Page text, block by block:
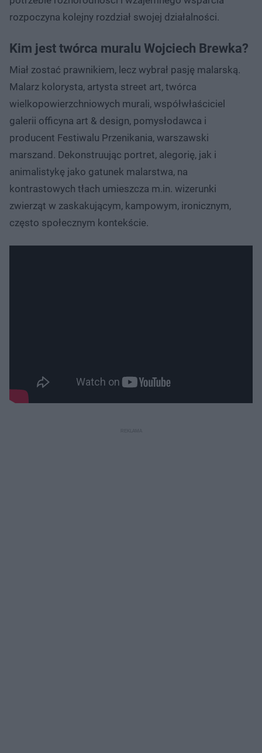
rozpoczyna kolejny rozdział swojej działalności.
Kim jest twórca muralu Wojciech Brewka?
Miał zostać prawnikiem, lecz wybrał pasję malarską.
Malarz kolorysta, artysta street art, twórca
wielkopowierzchniowych murali, współwłaściciel
galerii officyna art & design, pomysłodawca i
producent Festiwalu Przenikania, warszawski
marszand. Dekonstruując portret, alegorię, jak i
animalistykę jako gatunek malarstwa, na
kontrastowych tłach umieszcza m.in. wizerunki
zwierząt w zaskakującym, kampowym, ironicznym,
często społecznym kontekście.